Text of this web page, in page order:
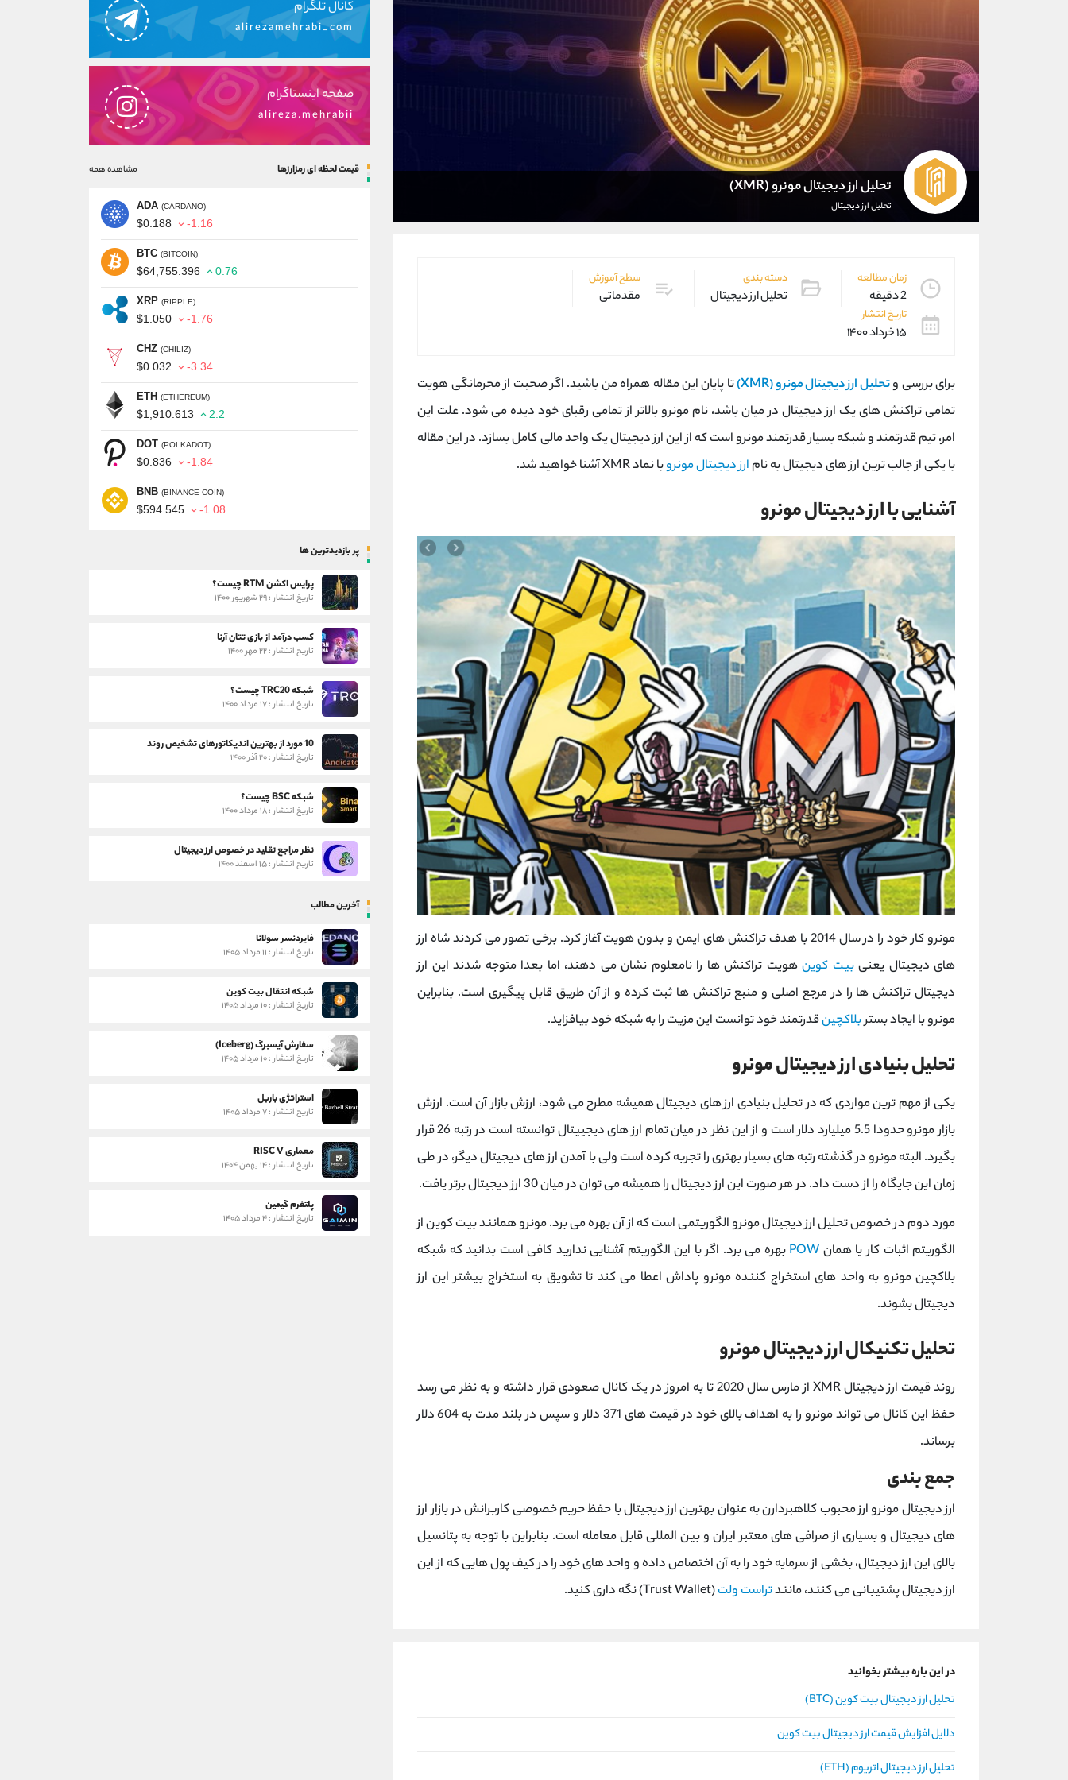
تحلیل ارز دیجیتال مونرو (XMR)
تحلیل ارز دیجیتال
زمان مطالعه
2 دقیقه
دسته بندی
تحلیل ارز دیجیتال
سطح آموزش
مقدماتی
تاریخ انتشار
۱۵ خرداد ۱۴۰۰
برای بررسی وتحلیل ارز دیجیتال مونرو (XMR)
تا پایان این مقاله همراه من باشید. اگر صحبت از محرمانگی هویت
تمامی تراکنش های یک ارز دیجیتال در میان باشد، نام مونرو بالاتر از تمامی رقبای خود دیده می شود. علت این
امر، تیم قدرتمند و شبکه بسیار قدرتمند مونرو است که از این ارز دیجیتال یک واحد مالی کامل بسازد. در این مقاله
با یکی از جالب ترین ارز های دیجیتال به نام ارز دیجیتال مونروبا نماد XMR آشنا خواهید شد.
آشنایی با ارز دیجیتال مونرو
مونرو کار خود را در سال 2014 با هدف تراکنش های ایمن و بدون هویت آغاز کرد. برخی تصور می کردند شاه ارز
های دیجیتال یعنیبیت کوینهویت تراکنش ها را نامعلوم نشان می دهند، اما بعدا متوجه شدند این ارز
دیجیتال تراکنش ها را در مرجع اصلی و منبع تراکنش ها ثبت کرده و از آن طریق قابل پیگیری است. بنابراین
مونرو با ایجاد بستربلاکچینقدرتمند خود توانست این مزیت را به شبکه خود بیافزاید.
تحلیل بنیادی ارز دیجیتال مونرو
یکی از مهم ترین مواردی که در تحلیل بنیادی ارز های دیجیتال همیشه مطرح می شود، ارزش بازار آن است. ارزش
بازار مونرو حدودا 5.5 میلیارد دلار است و از این نظر در میان تمام ارز های دیجییتال توانسته است در رتبه 26 قرار
بگیرد. البته مونرو در گذشته رتبه های بسیار بهتری را تجربه کرده است ولی با آمدن ارز های دیجیتال دیگر، در طی
زمان این جایگاه را از دست داد. در هر صورت این ارز دیجیتال را همیشه می توان در میان 30 ارز دیجیتال برتر یافت.
مورد دوم در خصوص تحلیل ارز دیجیتال مونرو الگوریتمی است که از آن بهره می برد. مونرو همانند بیت کوین از
الگوریتم اثبات کار یا همان POW بهره می برد. اگر با این الگوریتم آشنایی ندارید کافی است بدانید که شبکه
بلاکچین مونرو به واحد های استخراج کننده مونرو پاداش اعطا می کند تا تشویق به استخراج بیشتر این ارز
دیجیتال بشوند.
تحلیل تکنیکال ارز دیجیتال مونرو
روند قیمت ارز دیجیتال XMR از مارس سال 2020 تا به امروز در یک کانال صعودی قرار داشته و به نظر می رسد
حفظ این کانال می تواند مونرو را به اهداف بالای خود در قیمت های 371 دلار و سپس در بلند مدت به 604 دلار
برساند.
جمع بندی
ارز دیجیتال مونرو ارز محبوب کلاهبردارن به عنوان بهترین ارز دیجیتال با حفظ حریم خصوصی کاربرانش در بازار ارز
های دیجیتال و بسیاری از صرافی های معتبر ایران و بین المللی قابل معامله است. بنابراین با توجه به پتانسیل
بالای این ارز دیجیتال، بخشی از سرمایه خود را به آن اختصاص داده و واحد های خود را در کیف پول هایی که از این
ارز دیجیتال پشتیبانی می کنند، مانندتراست ولت(Trust Wallet) نگه داری کنید.
در این باره بیشتر بخوانید
تحلیل ارز دیجیتال بیت کوین (BTC)
دلایل افزایش قیمت ارز دیجیتال بیت کوین
تحلیل ارز دیجیتال اتریوم (ETH)
کانال تلگرام
alirezamehrabi_com
صفحه اینستاگرام
alireza.mehrabii
قیمت لحظه ای رمزارزها مشاهده همه
ADA (CARDANO)
$0.188 -1.16
BTC (BITCOIN)
$64,755.396 0.76
XRP (RIPPLE)
$1.050 -1.76
CHZ (CHILIZ)
$0.032 -3.34
ETH (ETHEREUM)
$1,910.613 2.2
DOT (POLKADOT)
$0.836 -1.84
BNB (BINANCE COIN)
$594.545 -1.08
پر بازدیدترین ها
پرایس اکشن RTM چیست؟
تاریخ انتشار : ۲۹ شهریور ۱۴۰۰
کسب درآمد از بازی تتان آرنا
تاریخ انتشار : ۲۲ مهر ۱۴۰۰
شبکه TRC20 چیست؟
تاریخ انتشار : ۱۷ مرداد ۱۴۰۰
10 مورد از بهترین اندیکاتورهای تشخیص روند
تاریخ انتشار : ۲۰ آذر ۱۴۰۰
شبکه BSC چیست؟
تاریخ انتشار : ۱۸ مرداد ۱۴۰۰
نظر مراجع تقلید در خصوص ارز دیجیتال
تاریخ انتشار : ۱۵ اسفند ۱۴۰۰
آخرین مطالب
فایردنسر سولانا
تاریخ انتشار : ۱۱ مرداد ۱۴۰۵
شبکه انتقال بیت کوین
تاریخ انتشار : ۱۰ مرداد ۱۴۰۵
سفارش آیسبرگ (Iceberg)
تاریخ انتشار : ۱۰ مرداد ۱۴۰۵
استراتژی باربل
تاریخ انتشار : ۷ مرداد ۱۴۰۵
معماری RISC V
تاریخ انتشار : ۱۴ بهمن ۱۴۰۴
پلتفرم گیمین
تاریخ انتشار : ۴ مرداد ۱۴۰۵